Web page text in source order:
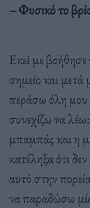
– Φυσικό το
Εκεί µε
σηµείο και
περάσω όλη µου
συνεχίζω να
µπαµπάς και η
κατέληξα ότι
αυτό στην
να παραδώσω